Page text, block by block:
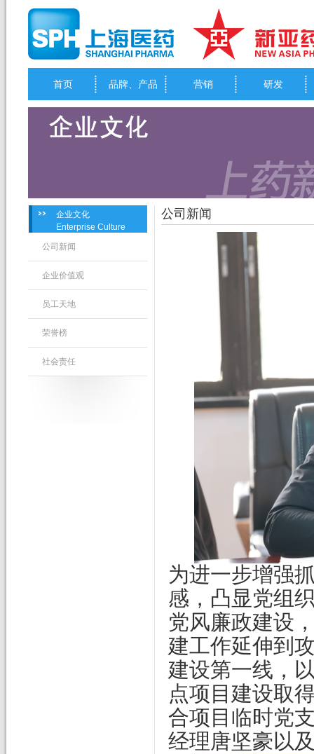
首页 品牌、产品 营销 研发
企业文化
Enterprise Culture
公司新闻
企业价值观
员工天地
荣誉榜
社会责任
公司新闻
为进一步增强
感，凸显党组
党风廉政建设
建工作延伸到
建设第一线，
点项目建设取
合项目临时党
经理唐坚豪以